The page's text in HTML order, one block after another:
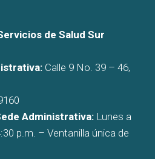
de Salud Sur
Calle 9 No. 39 – 46,
Administrativa: Lunes a
p.m. – Ventanilla única de